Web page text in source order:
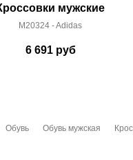
мужские
M20324 - Adidas
6 691руб
Обувь Обувь мужская